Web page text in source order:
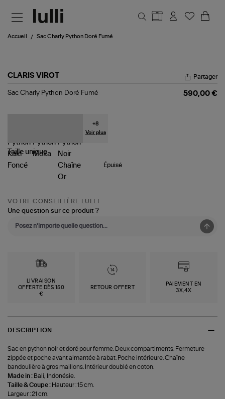
Accueil Sac Charly Python Doré Fumé
CLARIS VIROT
Sac
Partager
Sac Charly Python Doré Fumé 590,00 €
+8
Voir plus
Taille unique
Épuisé
VOTRE CONSEILLÈRE LULLI
Une question sur ce produit ?
LIVRAISON
OFFERTE DÈS 150
€
RETOUR OFFERT
PAIEMENT EN
3X,4X
DESCRIPTION
Sac en python noir et doré pour femme. Deux compartiments. Fermeture
zippée et poche avant aimantée à rabat. Poche intérieure. Chaîne
bandoulière à gros maillons. Intérieur doublé en coton.
Made in : Bali, Indonésie.
Taille & Coupe : Hauteur : 15 cm.
Largeur : 21 cm.